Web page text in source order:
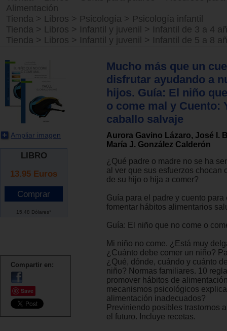
Alimentación
Tienda > Libros > Psicología > Psicología infantil
Tienda > Libros > Infantil y juvenil > Infantil de 3 a 4
Tienda > Libros > Infantil y juvenil > Infantil de 5 a 8
Ampliar imagen
LIBRO
13.95 Euros
15.48 Dólares*
Compartir en:
Save
Mucho más que un
disfrutar ayudando a
hijos. Guía: El niño
o come mal y Cuento:
caballo salvaje
Aurora Gavino Lázaro, José I.
María J. González Calderón
¿Qué padre o madre no se ha
al ver que sus esfuerzos chocan
de su hijo o hija a comer?
Guía para el padre y cuento para
fomentar hábitos alimentarios
Guía: El niño que no come o
Mi niño no come. ¿Está muy
¿Cuánto debe comer un niño?
¿Qué, dónde, cuándo y cuánto
niño? Normas familiares. 10
promover hábitos de
mecanismos psicológicos
alimentación inadecuados?
Previniendo posibles trastornos
el futuro. Incluye recetas.